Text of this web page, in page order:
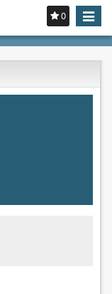
0
Toggle